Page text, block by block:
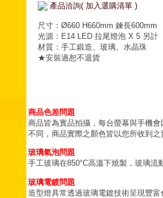
產品洽詢( 加入選購清單 )
尺寸：Ø660 H660mm 鍊長600mm
光源：E14 LED 拉尾燈泡 X 5 另計
材質：手工鍛造、玻璃、水晶珠
★安裝過恕不退貨
商品色差問題
商品皆為實品拍攝，每台螢幕與手機
不同，商品實際之顏色皆以您所收到之
玻璃氣泡問題
手工玻璃在850°C高溫下燒製，玻璃
玻璃電鍍問題
造型燈具常透過玻璃電鍍技術呈現豐